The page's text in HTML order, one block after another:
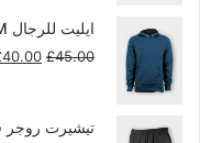
£39.00.
ايليت للرجال M,ازرق -قمصان
£45.00
السعر
40.00
تيشيرت روجر